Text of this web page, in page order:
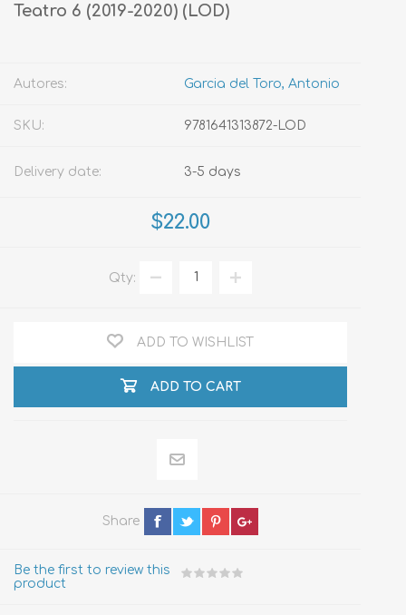
Teatro 6 (2019-2020) (LOD)
Autores: Garcia del Toro, Antonio
SKU: 9781641313872-LOD
Delivery date: 3-5 days
$22.00
Qty:
ADD TO WISHLIST
ADD TO CART
Share
Be the first to review this
product